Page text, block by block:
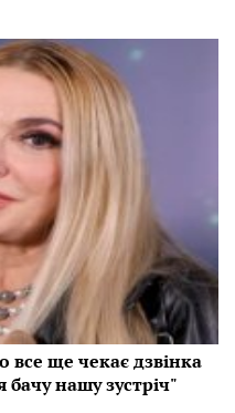
все ще чекає дзвінка
бачу нашу зустріч"